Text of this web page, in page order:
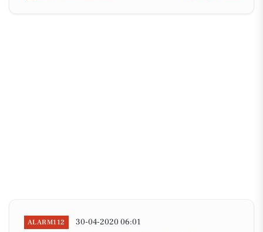
ALARM112 30-04-2020 06:01